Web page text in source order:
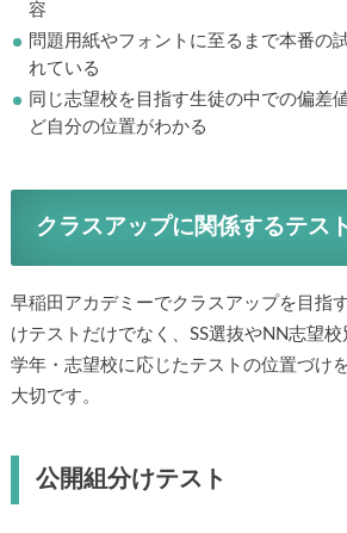
容
問題用紙やフォントに至るまで本番の
れている
同じ志望校を目指す生徒の中での偏差
ど自分の位置がわかる
クラスアップに関係するテス
早稲田アカデミーでクラスアップを目指
けテストだけでなく、SS選抜やNN志望校
学年・志望校に応じたテストの位置づけ
大切です。
公開組分けテスト